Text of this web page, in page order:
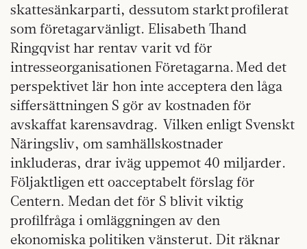
skattesänkarparti, dessutom starkt profilerat
som företagarvänligt. Elisabeth Thand
Ringqvist har rentav varit vd för
intresseorganisationen Företagarna. Med det
perspektivet lär hon inte acceptera den låga
siffersättningen S gör av kostnaden för
avskaffat karensavdrag. Vilken enligt Svenskt
Näringsliv, om samhällskostnader
inkluderas, drar iväg uppemot 40 miljarder.
Följaktligen ett oacceptabelt förslag för
Centern. Medan det för S blivit viktig
profilfråga i omläggningen av den
ekonomiska politiken vänsterut. Dit räknar